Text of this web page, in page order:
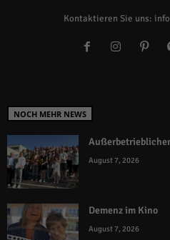
Kontaktieren Sie uns:
NOCH MEHR NEWS
August 7, 2026
Demenz im Kino
August 7, 2026